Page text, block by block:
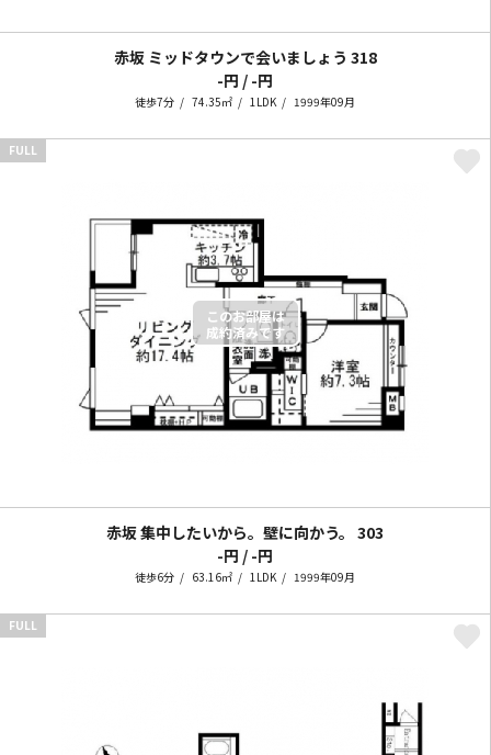
赤坂 ミッドタウンで会いましょう 318
-円 / -円
徒歩7分 74.35㎡ 1LDK 1999年09月
FULL
赤坂 集中したいから。壁に向かう。 303
-円 / -円
徒歩6分 63.16㎡ 1LDK 1999年09月
FULL